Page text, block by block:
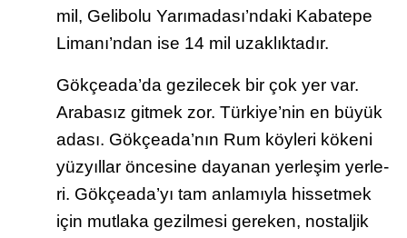
mil, Gelibolu Yarımadası’ndaki Kabatepe
Limanı’ndan ise 14 mil uzaklıktadır.
Gökçeada’da gezilecek bir çok yer var.
Arabasız gitmek zor. Türkiye’nin en büyük
adası. Gök­çea­da’nın Rum köy­le­ri kö­ke­ni
yüz­yıl­lar ön­ce­si­ne da­ya­nan yer­le­şim yer­le­
ri. Gök­çea­da’yı tam an­la­mıy­la his­set­mek
için mut­la­ka ge­zil­me­si ge­re­ken, nos­tal­jik